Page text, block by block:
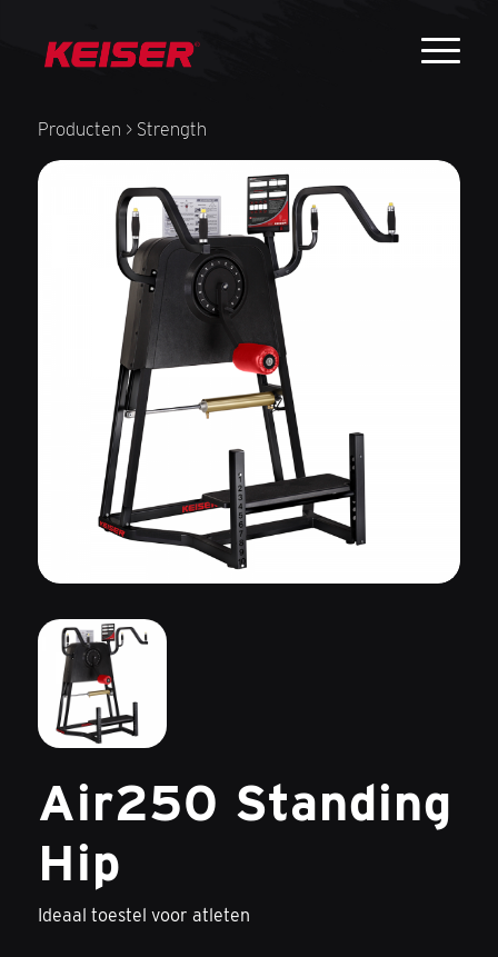
Producten > Strength
Air250 Standing
Hip
Ideaal toestel voor atleten